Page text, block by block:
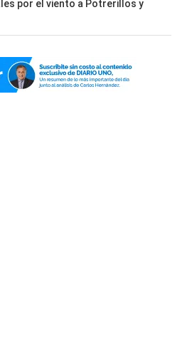
por el viento a Potrerillos y